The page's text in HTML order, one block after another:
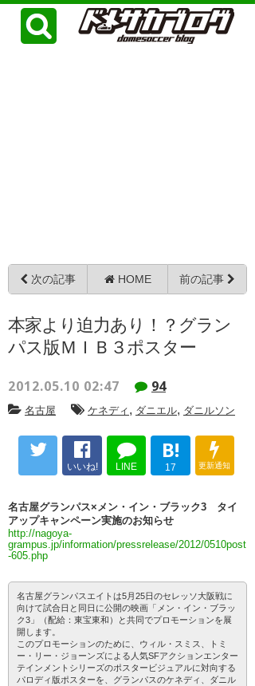
次の記事 HOME 前の記事
本家より迫力あり！？グラン
パス版ＭＩＢ３ポスター
2012.05.10 02:47 94
名古屋 ケネディ , ダニエル, ダニルソン
いいね! LINE
B!
17 更新通知
名古屋グランパス×メン・イン・ブラック3 タイ
アップキャンペーン実施のお知らせ
http://nagoya-
grampus.jp/information/pressrelease/2012/0510post
-605.php
名古屋グランパスエイトは5月25日のセレッソ大阪戦に
向けて試合日と同日に公開の映画「メン・イン・ブラッ
ク3」（配給：東宝東和）と共同でプロモーションを展
開します。
このプロモーションのために、ウィル・スミス、トミ
ー・リー・ジョーンズによる人気SFアクションエンター
テインメントシリーズのポスタービジュアルに対向する
パロディ版ポスターを、グランパスのケネディ、ダニル